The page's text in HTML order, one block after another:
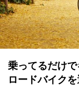
乗ってるだけ
ロードバイク